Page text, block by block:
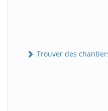
Trouver des